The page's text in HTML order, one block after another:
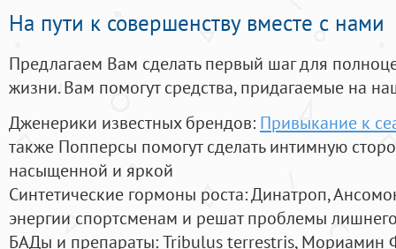
На пути к совершенству вместе с нами
Предлагаем Вам сделать первый шаг для
жизни. Вам помогут средства, придагаемые на
Дженерики известных брендов: Привыкание к
также Попперсы помогут сделать интимную
насыщенной и яркой
Синтетические гормоны роста: Динатроп,
энергии спортсменам и решат проблемы
БАДы и препараты:Tribulus terrestris, Мориамин